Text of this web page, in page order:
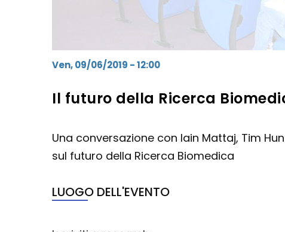
Ven, 09/06/2019 - 12:00
Il futuro della Ricerca
Una conversazione con Iain Mattaj, Tim
sul futuro della Ricerca Biomedica
LUOGO DELL'EVENTO